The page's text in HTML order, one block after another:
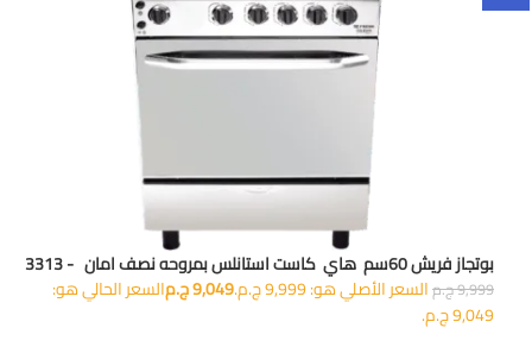
بوتجاز فريش 60سم هاي كاست استانلس بمروحه نصف امان - 3313
9,999ج.مالسعر الأصلي هو: 9,999 ج.م. 9,049ج.مالسعر الحالي هو:
9,049 ج.م.